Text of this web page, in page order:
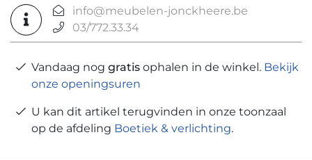
info@meubelen-jonckheere.be
03/772.33.34
Vandaag nog gratis ophalen in de winkel. Bekijk
onze openingsuren
U kan dit artikel terugvinden in onze toonzaal
op de afdeling Boetiek & verlichting.